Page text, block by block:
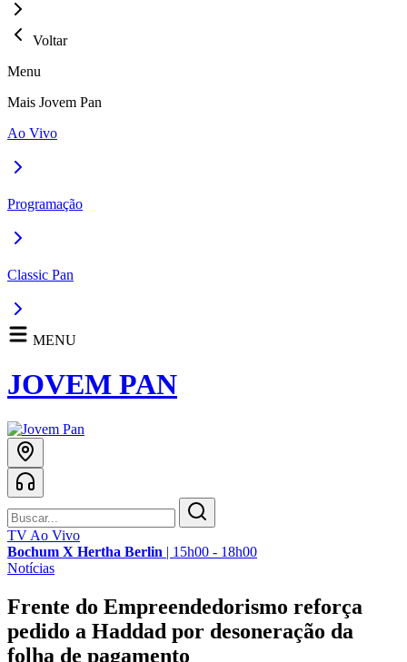
Voltar
Menu
Mais Jovem Pan
Ao Vivo
Programação
Classic Pan
MENU
JOVEM PAN
TV Ao Vivo
Bochum X Hertha Berlin | 15h00 - 18h00
Notícias
Frente do Empreendedorismo reforça
pedido a Haddad por desoneração da
folha de pagamento